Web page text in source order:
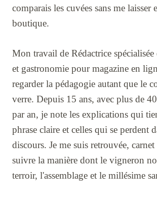
comparais les cuvées sans me laisser
boutique.
Mon travail de Rédactrice
et gastronomie pour magazine en
regarder la pédagogie autant que le
verre. Depuis 15 ans, avec plus de
par an, je note les explications qui
phrase claire et celles qui se perdent
discours. Je me suis retrouvée,
suivre la manière dont le vigneron
terroir, l'assemblage et le millésime